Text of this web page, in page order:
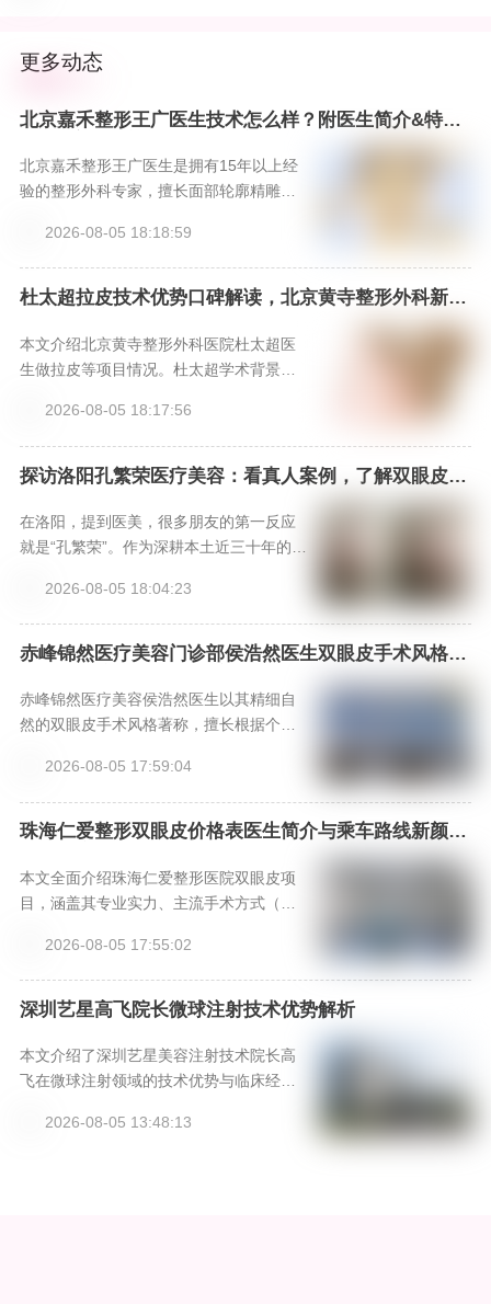
更多动态
北京嘉禾整形王广医生技术怎么样？附医生简介&特色
北京嘉禾整形王广医生是拥有15年以上经
验的整形外科专家，擅长面部轮廓精雕、
谐”的美学理念。北京嘉禾整形医院提供国
际标准的手术环境与全程专属服务。预约
可通过新颜智尚小程序24小时专线400666
化方案与价格参考。
2026-08-05 18:18:59
杜太超拉皮技术优势口碑解读，北京黄寺整形外科新颜
本文介绍北京黄寺整形外科医院杜太超医
生做拉皮等项目情况。杜太超学术背景
作精准、效果自然。多位美亲术后反馈效
果好，维持久。还给出拉皮和面部吸脂参
考价格，提供三种预约方式，是做拉皮和
2026-08-05 18:17:56
探访洛阳孔繁荣医疗美容：看真人案例，了解双眼皮、
隆鼻等手术效果，上新颜智尚小程序挂号不踩坑
在洛阳，提到医美，很多朋友的第一反应
就是“孔繁荣”。作为深耕本土近三十年的老
诊部早已成为许多求美者心中的信赖之
选。本文将带您全方位了解这家机构，从
其核心的“名医天团”与专利技术，到斥资引
真实分享的“变美体验”，深入剖析其为何能
成为中原医美标杆。文章末尾还附有便捷
丽之旅。
2026-08-05 18:04:23
赤峰锦然医疗美容门诊部侯浩然医生双眼皮手术风格优
赤峰锦然医疗美容侯浩然医生以其精细自
然的双眼皮手术风格著称，擅长根据个人
且具有“妈生感”。选择正规的赤峰锦然门诊
部，通过新颜智尚小程序可便捷预约面
诊，获取专业方案与价格参考。
2026-08-05 17:59:04
珠海仁爱整形双眼皮价格表医生简介与乘车路线新颜智
本文全面介绍珠海仁爱整形医院双眼皮项
目，涵盖其专业实力、主流手术方式（埋
队、详细价格参考表以及术后恢复指南与
乘车路线，为求美者提供客观的决策参
考。
2026-08-05 17:55:02
深圳艺星高飞院长微球注射技术优势解析
本文介绍了深圳艺星美容注射技术院长高
飞在微球注射领域的技术优势与临床经
系强调骨肉平衡与动态自然感。文章深入
2026-08-05 13:48:13